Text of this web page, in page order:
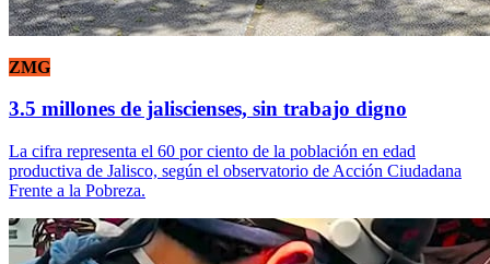
ZMG
3.5 millones de jaliscienses, sin trabajo digno
La cifra representa el 60 por ciento de la población en edad
productiva de Jalisco, según el observatorio de Acción Ciudadana
Frente a la Pobreza.